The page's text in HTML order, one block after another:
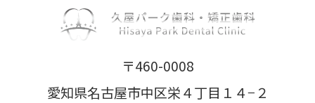
〒460-0008
愛知県名古屋市中区栄４丁目１４−２